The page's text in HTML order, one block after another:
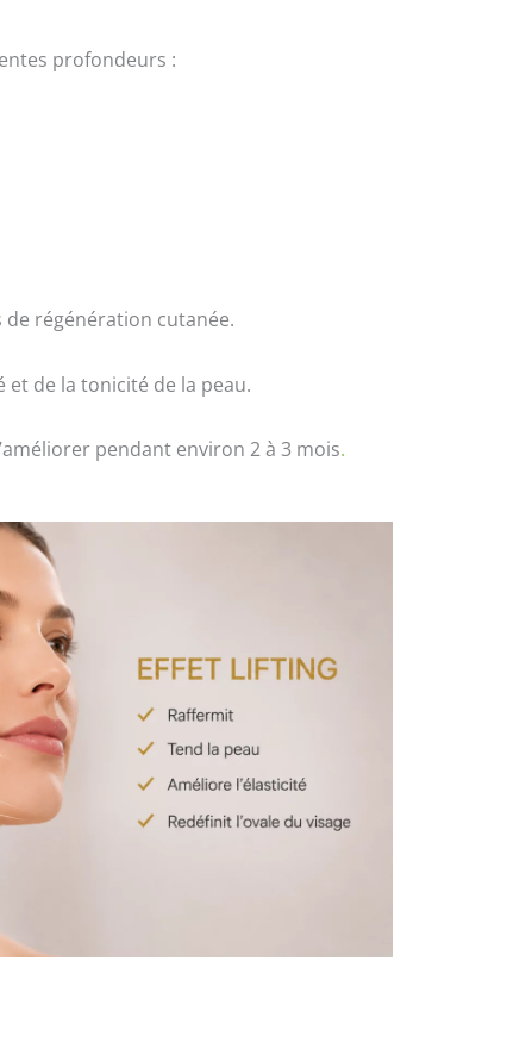
profondeurs :
régénération cutanée.
de la tonicité de la peau.
pendant environ 2 à 3 mois.